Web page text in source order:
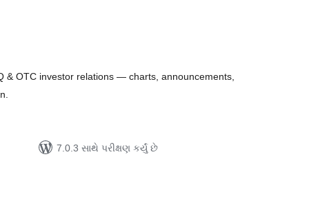
& OTC investor relations — charts, announcements,
7.0.3 સાથે પરીક્ષણ કર્યું છે